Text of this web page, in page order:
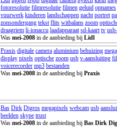
fotoresolutie filmresolutie filmen geluid opnames
vuurwerk kinderen landschappen nacht portret
zonsondergang tekst flits witbalans zoom
draagriem li-ionaccu laadapparaat sd-kaart tv
Was mei-2008 in de aanbieding bij Lidl
Praxis digitale camera aluminium behuizing
display pixels optische zoom usb v-aansluiting
voicerecorder mp3 bestanden
Was mei-2008 in de aanbieding bij Praxis
Bas Dirk Digros megapixels webcam usb
beelden skype trust
Was mei-2008 in de aanbieding bij Bas Dirk